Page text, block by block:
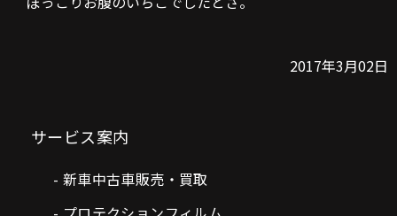
2017年3月02日
サービス案内
新車中古車販売・買取